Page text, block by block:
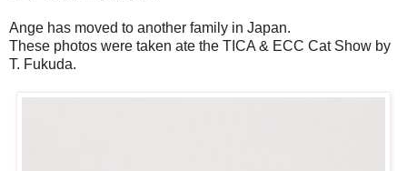
Ange has moved to another family in Japan.
These photos were taken ate the TICA & ECC Cat Show by
T. Fukuda.